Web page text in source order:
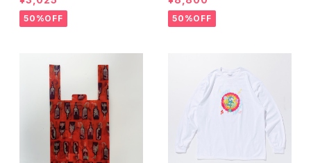
50%OFF
brary zip up hood"
50%OFF